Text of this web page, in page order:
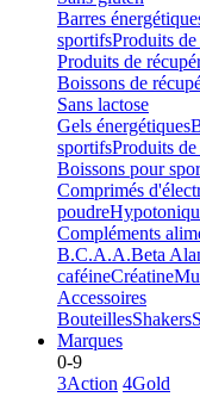
Barres
sportifsProduits
Produits de
Boissons de
Sans lactose
Gels énergétiques
sportifsProduits
Boissons pour
Comprimés
poudre
Compléments
B.C.A.A.Beta
caféineCréatine
Accessoires
BouteillesShakers
Marques
0-9
3Action 4Gold